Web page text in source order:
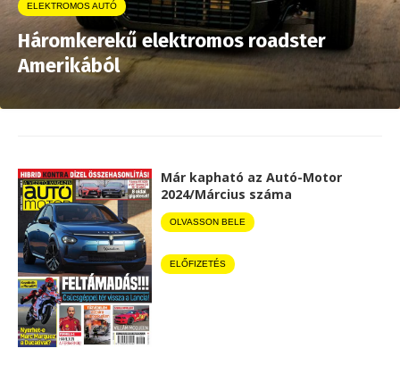
ELEKTROMOS AUTÓ
Háromkerekű elektromos roadster
Amerikából
Már kapható az Autó-Motor
2024/Március száma
OLVASSON BELE
ELŐFIZETÉS